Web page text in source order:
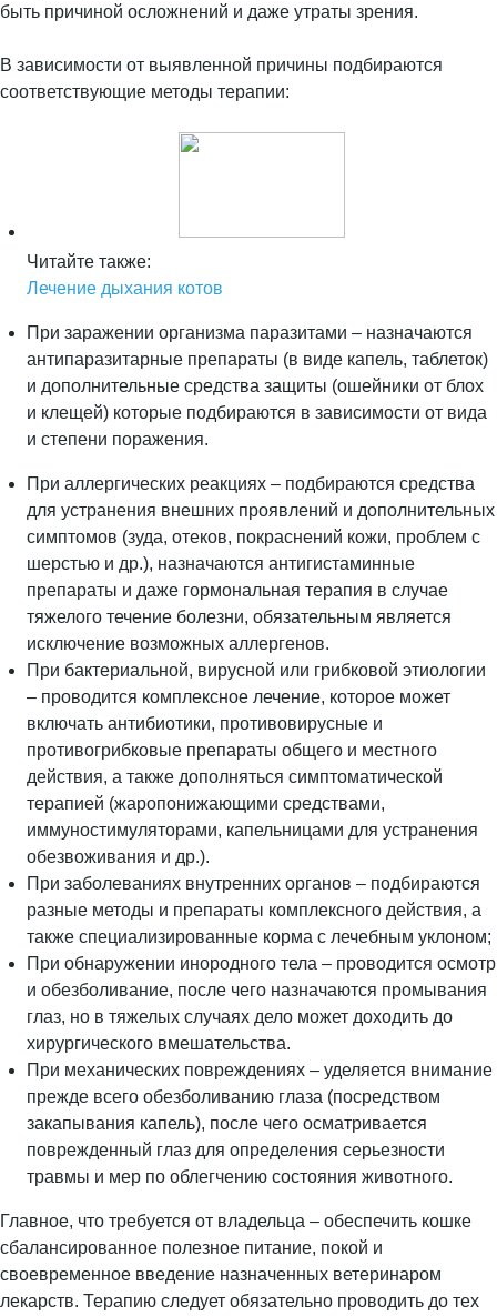
быть причиной осложнений и даже утраты зрения.
В зависимости от выявленной причины подбираются
соответствующие методы терапии:
Читайте также:
Лечение дыхания котов
При заражении организма паразитами – назначаются
антипаразитарные препараты (в виде капель, таблеток)
и дополнительные средства защиты (ошейники от блох
и клещей) которые подбираются в зависимости от вида
и степени поражения.
При аллергических реакциях – подбираются средства
для устранения внешних проявлений и дополнительных
симптомов (зуда, отеков, покраснений кожи, проблем с
шерстью и др.), назначаются антигистаминные
препараты и даже гормональная терапия в случае
тяжелого течение болезни, обязательным является
исключение возможных аллергенов.
При бактериальной, вирусной или грибковой этиологии
– проводится комплексное лечение, которое может
включать антибиотики, противовирусные и
противогрибковые препараты общего и местного
действия, а также дополняться симптоматической
терапией (жаропонижающими средствами,
иммуностимуляторами, капельницами для устранения
обезвоживания и др.).
При заболеваниях внутренних органов – подбираются
разные методы и препараты комплексного действия, а
также специализированные корма с лечебным уклоном;
При обнаружении инородного тела – проводится осмотр
и обезболивание, после чего назначаются промывания
глаз, но в тяжелых случаях дело может доходить до
хирургического вмешательства.
При механических повреждениях – уделяется внимание
прежде всего обезболиванию глаза (посредством
закапывания капель), после чего осматривается
поврежденный глаз для определения серьезности
травмы и мер по облегчению состояния животного.
Главное, что требуется от владельца – обеспечить кошке
сбалансированное полезное питание, покой и
своевременное введение назначенных ветеринаром
лекарств. Терапию следует обязательно проводить до тех